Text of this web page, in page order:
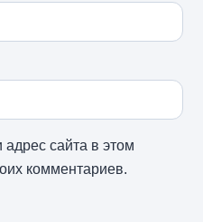
сайта в этом
комментариев.